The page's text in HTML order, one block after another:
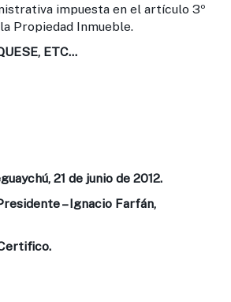
impuesta en el artículo 3º
Propiedad Inmueble.
ETC…
21 de junio de 2012.
– Ignacio Farfán,